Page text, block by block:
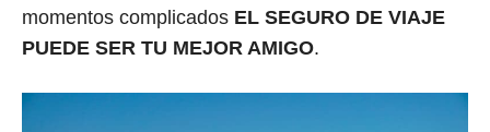
momentos complicados EL SEGURO DE VIAJE
PUEDE SER TU MEJOR AMIGO.